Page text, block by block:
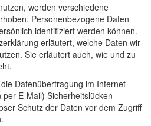
werden verschiedene
Personenbezogene Daten
identifiziert werden können.
erläutert, welche Daten wir
Sie erläutert auch, wie und zu
Datenübertragung im Internet
E-Mail) Sicherheitslücken
Schutz der Daten vor dem Zugriff